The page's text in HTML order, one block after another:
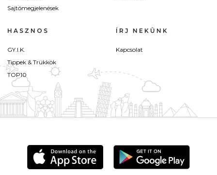
Sajtómegjelenések
HASZNOS
GY.I.K.
Tippek & Trükkök
TOP10
ÍRJ NEKÜNK
Kapcsolat